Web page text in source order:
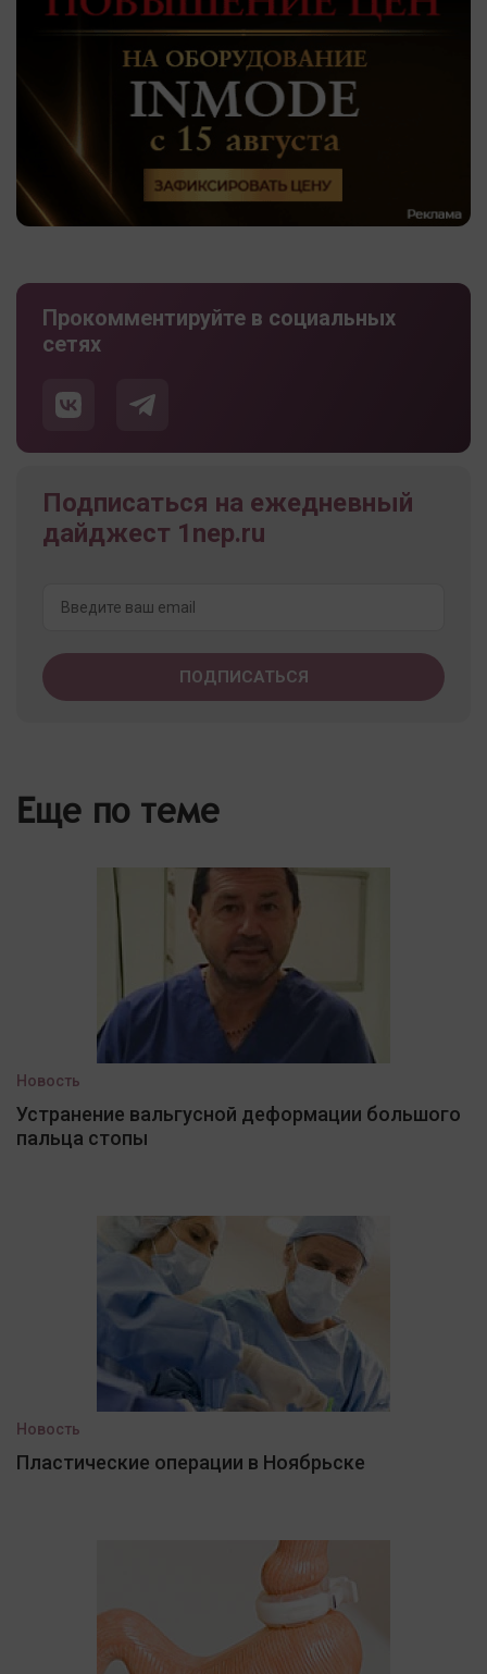
Прокомментируйте в социальных
сетях
Подписаться на ежедневный
дайджест 1nep.ru
Еще по теме
Новость
Устранение вальгусной деформации большого
пальца стопы
Новость
Пластические операции в Ноябрьске